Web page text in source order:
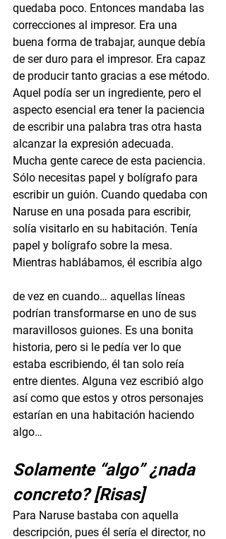
quedaba poco. Entonces mandaba las
correcciones al impresor. Era una
buena forma de trabajar, aunque debía
de ser duro para el impresor. Era capaz
de producir tanto gracias a ese método.
Aquel podía ser un ingrediente, pero el
aspecto esencial era tener la paciencia
de escribir una palabra tras otra hasta
alcanzar la expresión adecuada.
Mucha gente carece de esta paciencia.
Sólo necesitas papel y bolígrafo para
escribir un guión. Cuando quedaba con
Naruse en una posada para escribir,
solía visitarlo en su habitación. Tenía
papel y bolígrafo sobre la mesa.
Mientras hablábamos, él escribía algo
de vez en cuando… aquellas líneas
podrían transformarse en uno de sus
maravillosos guiones. Es una bonita
historia, pero si le pedía ver lo que
estaba escribiendo, él tan solo reía
entre dientes. Alguna vez escribió algo
así como que estos y otros personajes
estarían en una habitación haciendo
algo…
Solamente “algo” ¿nada
concreto? [Risas]
Para Naruse bastaba con aquella
descripción, pues él sería el director, no